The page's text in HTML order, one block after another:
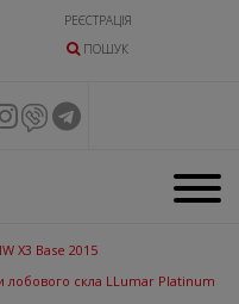
РЕЄСТРАЦІЯ
ПОШУК
X3 Base 2015
лобового скла LLumar Platinum